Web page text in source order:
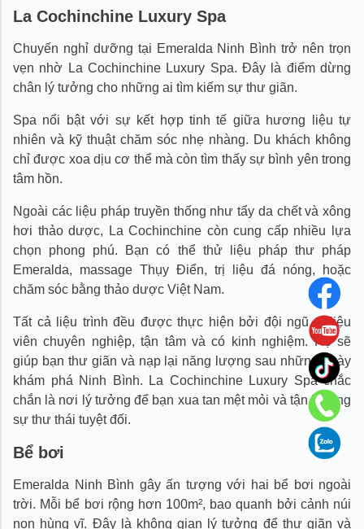
La Cochinchine Luxury Spa
Chuyến nghỉ dưỡng tại Emeralda Ninh Bình trở nên trọn
vẹn nhờ La Cochinchine Luxury Spa. Đây là điểm dừng
chân lý tưởng cho những ai tìm kiếm sự thư giãn.
Spa nổi bật với sự kết hợp tinh tế giữa hương liệu tự
nhiên và kỹ thuật chăm sóc nhẹ nhàng. Du khách không
chỉ được xoa dịu cơ thể mà còn tìm thấy sự bình yên trong
tâm hồn.
Ngoài các liệu pháp truyền thống như tẩy da chết và xông
hơi thảo dược, La Cochinchine còn cung cấp nhiều lựa
chọn phong phú. Bạn có thể thử liệu pháp thư pháp
Emeralda, massage Thụy Điển, trị liệu đá nóng, hoặc
chăm sóc bằng thảo dược Việt Nam.
Tất cả liệu trình đều được thực hiện bởi đội ngũ trị liệu
viên chuyên nghiệp, tận tâm và có kinh nghiệm. Họ sẽ
giúp bạn thư giãn và nạp lại năng lượng sau những ngày
khám phá Ninh Bình. La Cochinchine Luxury Spa chắc
chắn là nơi lý tưởng để bạn xua tan mệt mỏi và tận hưởng
sự thư thái tuyệt đối.
Bể bơi
Emeralda Ninh Bình gây ấn tượng với hai bể bơi ngoài
trời. Mỗi bể bơi rộng hơn 100m², bao quanh bởi cảnh núi
non hùng vĩ. Đây là không gian lý tưởng để thư giãn và